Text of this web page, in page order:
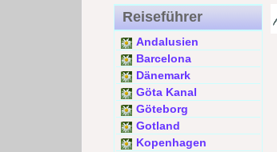
Reiseführer
Andalusien
Barcelona
Dänemark
Göta Kanal
Göteborg
Gotland
Kopenhagen